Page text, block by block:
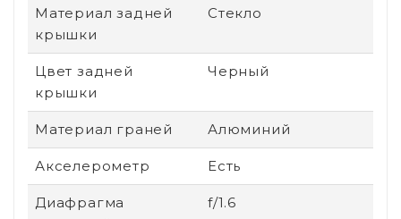
Материал задней
крышки
Стекло
Цвет задней
крышки
Черный
Материал граней Алюминий
Акселерометр Есть
Диафрагма
f/1.6